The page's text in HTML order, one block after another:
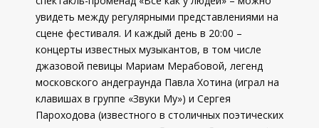
увидеть между регулярными представлениями на
сцене фестиваля. И каждый день в 20:00 –
концерты известных музыкантов, в том числе
джазовой певицы Мариам Мерабовой, легенд
московского андеграунда Павла Хотина (играл на
клавишах в группе «Звуки Му») и Сергея
Пароходова (известного в столичных поэтических